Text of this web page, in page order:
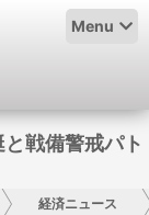
Menu
戦備警戒パト
経済ニュース